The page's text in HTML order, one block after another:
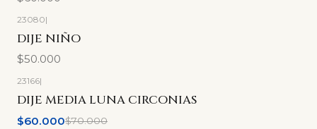
23080|
DIJE NIÑO
$50.000
-14% OFF
23166|
DIJE MEDIA LUNA CIRCONIAS
$60.000$70.000